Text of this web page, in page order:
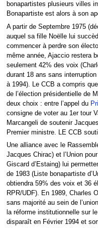
bonapartistes plusieurs villes
Bonapartiste est alors à son
A partir de Septembre 1975
auquel sa fille Noëlle lui
commencer à perdre son
même année, Ajaccio restera
seulement 42% des voix
durant 18 ans sans
à 1994). Le CCB a compris
de l’élection présidentielle de
deux choix : entre l’appel du
consigne de voter au 1er tour
Marcangeli de soutenir
Premier ministre. LE CCB
Une alliance avec le
Jacques Chirac) et l’Union
Giscard d’Estaing) lui
de 1983 (Liste bonapartiste
obtiendra 59% des voix et 36
RPR/UDF). En 1989, Charles
sans majorité au sein de
la réforme institutionnelle sur
disparaît en Février 1994 et